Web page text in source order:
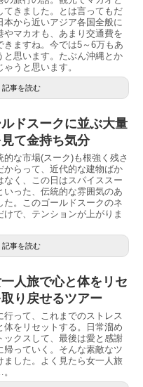
てきました。とは言ってもだ
本から近いアジア各国全般に
やマカオも、あまり交通費を
きますね。今では5～6万もあ
と思います。たぶん沖縄とか
うと思います。
記事を読む
ルドスークに並ぶ大量
て金持ち気分
的な市場(スーク)も根強く残さ
からって、近代的な建物ばか
なく、この日はスパイススー
いった、伝統的な雰囲気のあ
た。このゴールドスークのネ
けで、テンションが上がりま
記事を読む
人旅で心と体をリセ
り戻せるツアー
行って、これまでのストレス
体をリセットする。日常溜め
ックスして、最後は愛と感謝
帰っていく。そんな素敵なツ
ました。よく見たら女一人旅